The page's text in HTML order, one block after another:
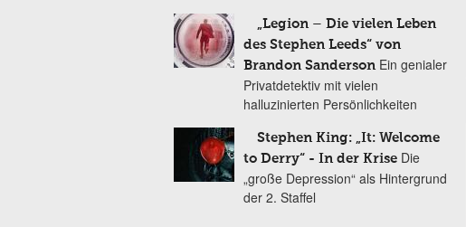
„Legion – Die vielen Leben
des Stephen Leeds“ von
Brandon Sanderson Ein genialer
Privatdetektiv mit vielen
halluzinierten Persönlichkeiten
Stephen King: „It: Welcome
to Derry“ - In der Krise Die
„große Depression“ als Hintergrund
der 2. Staffel